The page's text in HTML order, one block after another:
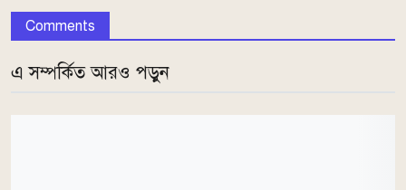
Comments
এ সম্পর্কিত আরও পড়ুন